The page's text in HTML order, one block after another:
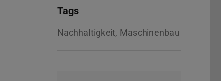
Tags
Nachhaltigkeit, Maschinenbau